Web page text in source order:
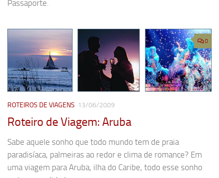
Passaporte.
0
ROTEIROS DE VIAGENS 13/06/2009
Roteiro de Viagem: Aruba
Sabe aquele sonho que todo mundo tem de praia
paradisíaca, palmeiras ao redor e clima de romance? Em
uma viagem para Aruba, ilha do Caribe, todo esse sonho